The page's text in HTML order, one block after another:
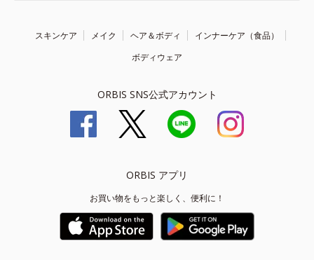
スキンケア メイク ヘア＆ボディ
インナーケア（食品）
ボディウェア
ORBIS SNS公式アカウント
ORBIS アプリ
お買い物をもっと楽しく、便利に！